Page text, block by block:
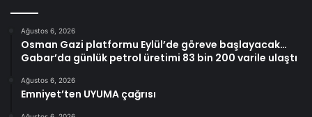
Ağustos 6, 2026
Osman Gazi platformu Eylül’de göreve başlayacak…
Gabar’da günlük petrol üretimi 83 bin 200 varile ulaştı
Ağustos 6, 2026
Emniyet’ten UYUMA çağrısı